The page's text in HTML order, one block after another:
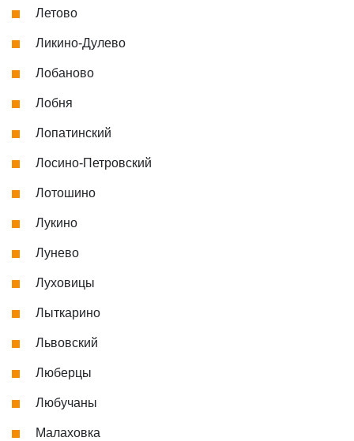
Летово
Ликино-Дулево
Лобаново
Лобня
Лопатинский
Лосино-Петровский
Лотошино
Лукино
Лунево
Луховицы
Лыткарино
Львовский
Люберцы
Любучаны
Малаховка